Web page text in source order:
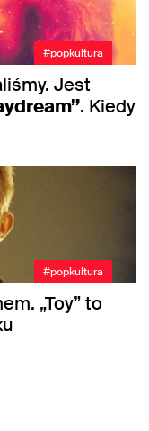
#popkultura
Jest
. Kiedy
#popkultura
„Toy” to